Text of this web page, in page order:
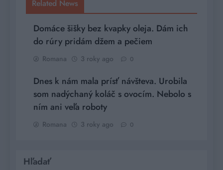
Related News
Domáce šišky bez kvapky oleja. Dám ich
do rúry pridám džem a pečiem
Romana 3 roky ago 0
Dnes k nám mala prísť návšteva. Urobila
som nadýchaný koláč s ovocím. Nebolo s
ním ani veľa roboty
Romana 3 roky ago 0
Hľadať